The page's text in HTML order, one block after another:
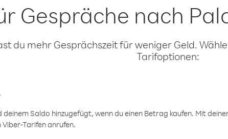
Gespräche nach
du mehr Gesprächszeit für weniger Geld.
Tarifoptionen:
Saldo hinzugefügt, wenn du einen Betrag kaufen. Mit
Tarifen anrufen.